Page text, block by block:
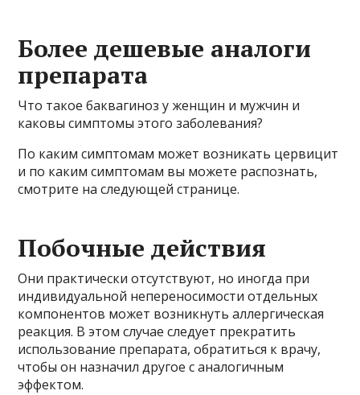
Более дешевые аналоги
препарата
Что такое баквагиноз у женщин и мужчин и
каковы симптомы этого заболевания?
По каким симптомам может возникать цервицит
и по каким симптомам вы можете распознать,
смотрите на следующей странице.
Побочные действия
Они практически отсутствуют, но иногда при
индивидуальной непереносимости отдельных
компонентов может возникнуть аллергическая
реакция. В этом случае следует прекратить
использование препарата, обратиться к врачу,
чтобы он назначил другое с аналогичным
эффектом.